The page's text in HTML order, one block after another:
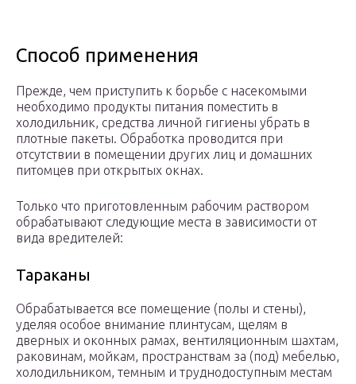
Способ применения
Прежде, чем приступить к борьбе с насекомыми
необходимо продукты питания поместить в
холодильник, средства личной гигиены убрать в
плотные пакеты. Обработка проводится при
отсутствии в помещении других лиц и домашних
питомцев при открытых окнах.
Только что приготовленным рабочим раствором
обрабатывают следующие места в зависимости от
вида вредителей:
Тараканы
Обрабатывается все помещение (полы и стены),
уделяя особое внимание плинтусам, щелям в
дверных и оконных рамах, вентиляционным шахтам,
раковинам, мойкам, пространствам за (под) мебелью,
холодильником, темным и труднодоступным местам